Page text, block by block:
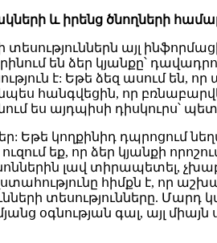
և իրենց ծնողների
այլ
են ձեր կյանքը՝
է: Եթե ձեզ ասում են,
հանգվեցին, որ
ես այդպիսի դիսկուրս՝
Եթե կողքինիդ դպրոցում
եք, որ ձեր կյանքի
լավ տիրապետել,
հիմքն է, որ
տեսությունները. Մարդ
օգնության գալ, այլ